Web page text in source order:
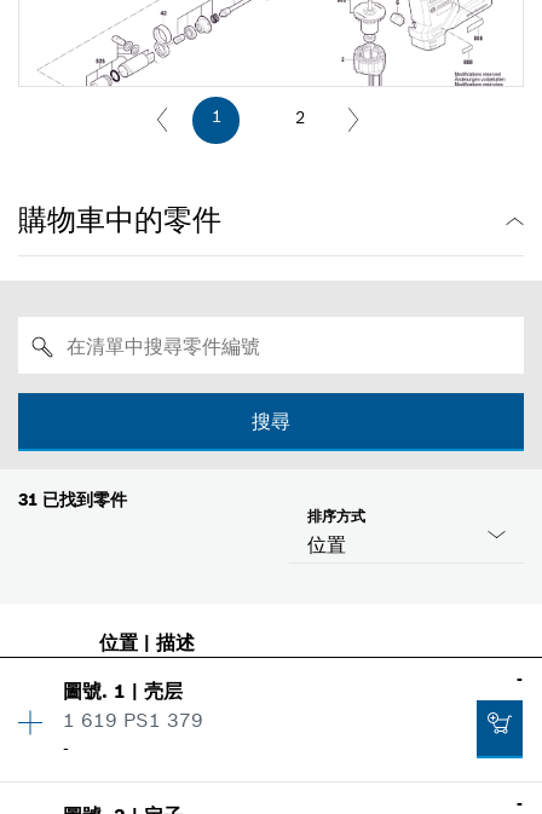
1 2
購物車中的零件
搜尋
31 已找到零件
位置
排序方式
位置| 描述
圖號. 1 |壳层
1 619 PS1 379
-
-
-